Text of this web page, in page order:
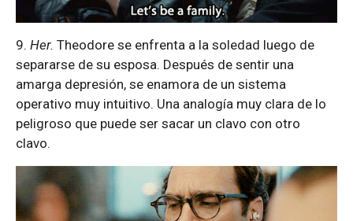
9. Her. Theodore se enfrenta a la soledad luego de
separarse de su esposa. Después de sentir una
amarga depresión, se enamora de un sistema
operativo muy intuitivo. Una analogía muy clara de lo
peligroso que puede ser sacar un clavo con otro
clavo.